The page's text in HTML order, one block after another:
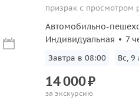
призрак с просмотром
Автомобильно-
Индивидуальная
7
Завтра в 08:00 Вс, 9
14000₽
за экскурсию